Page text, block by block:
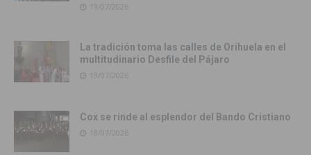
19/07/2026
La tradición toma las calles de Orihuela en el
multitudinario Desfile del Pájaro
19/07/2026
Cox se rinde al esplendor del Bando Cristiano
18/07/2026